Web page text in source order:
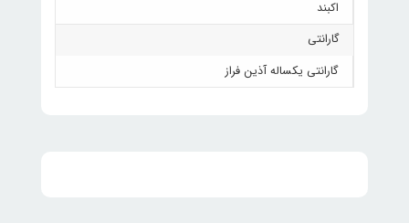
اکبند
گارانتی
گارانتی یکساله آذین فراز